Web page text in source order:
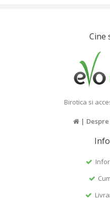
Cine
Birotica si
|